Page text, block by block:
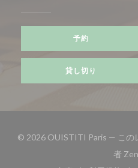
予約
貸し切り
© 2026 OUISTITI Paris — この
者